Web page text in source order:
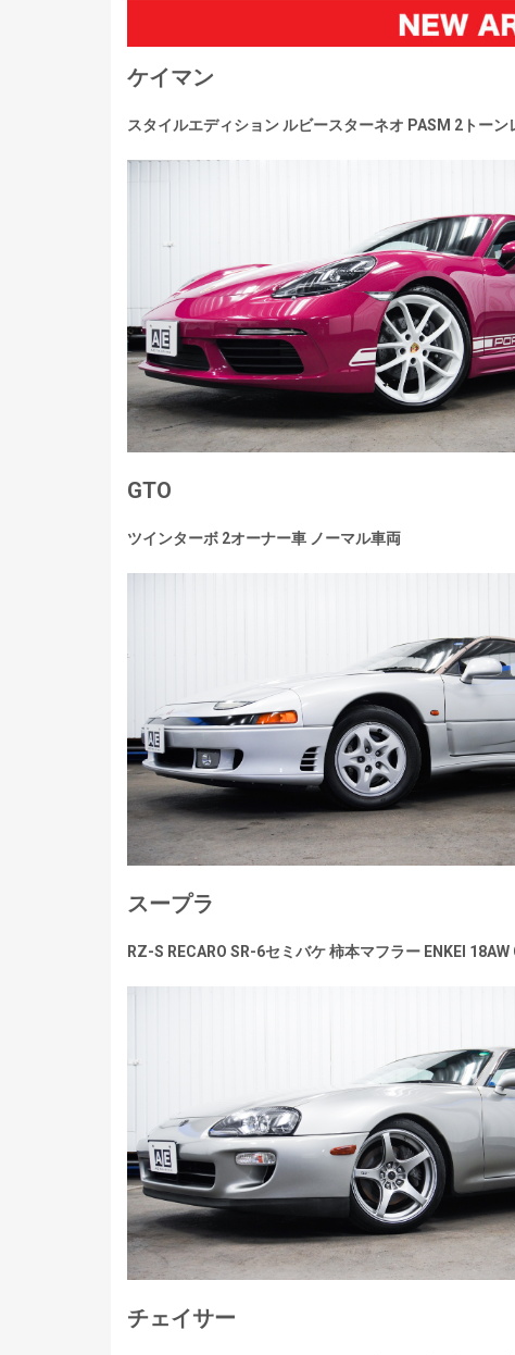
ケイマン
スタイルエディション ルビースターネオ PASM 2トーン
GTO
ツインターボ 2オーナー車 ノーマル車両
スープラ
RZ-S RECARO SR-6セミバケ 柿本マフラー ENKEI 18AW
チェイサー